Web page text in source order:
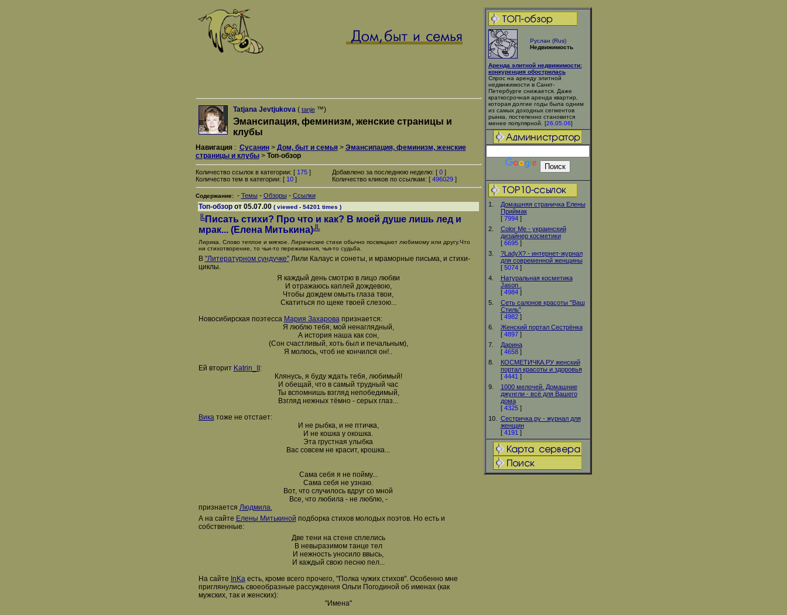
Руслан (Rus)
Недвижимость
Аренда элитной недвижимости:
конкуренция обострилась
Спрос на аренду элитной
недвижимости в Санкт-
Петербурге снижается. Даже
краткосрочная аренда квартир,
которая долгие годы была одним
из самых доходных сегментов
рынка, постепенно становится
менее популярной. [26.05.06]
1.
Домашняя страничка Елены
Приймак
[ 7994]
2.
Color Me - украинский
дизайнер косметики
[ 6695]
3.
?LadyX? - интернет-журнал
для современной женщины
[ 5074]
4.
Натуральная косметика
Jason .
[ 4984]
5.
Сеть салонов красоты "Ваш
Стиль"
[ 4982]
6.
Женский портал Сестрёнка
[ 4897]
7.
Дарина
[ 4658]
8.
КОСМЕТИЧКА.РУ женский
портал красоты и здоровья
[ 4441 ]
9.
1000 мелочей. Домашние
джунгли - всё для Вашего
дома
[ 4325]
10.
Сестричка.ру - журнал для
женщин
[ 4191 ]
Tatjana Jevtjukova( tanje™)
Эмансипация, феминизм, женские страницы и
клубы
Навигация: Сусанин> Дом, быт и семья> Эмансипация, феминизм, женские
страницы и клубы> Топ-обзор
Количество ссылок в категории: [ 175]
Количество тем в категории: [ 10]
Добавлено за последнюю неделю: [ 0]
Количество кликов по ссылкам: [ 496029]
Содержание: - Темы - Обзоры - Ссылки
Топ-обзор от 05.07.00 ( viewed - 54201 times )
╚Писать стихи? Пpо что и как? В моей душе лишь лед и
мpак... (Елена Митькина)╩
Лирика. Слово теплое и мягкое. Лирические стихи обычно посвящают любимому или другу.Что
ни стихотворение, то чьи-то переживания, чья-то судьба.
В "Литературном сундучке"Лили Калаус и сонеты, и мраморные письма, и стихи-
циклы.
Я каждый день смотрю в лицо любви
И отражаюсь каплей дождевою,
Чтобы дождем омыть глаза твои,
Скатиться по щеке твоей слезою...
Новосибирская поэтесса Мария Захаровапризнается:
Я люблю тебя, мой ненаглядный,
А история наша как сон,
(Сон счастливый, хоть был и печальным),
Я молюсь, чтоб не кончился он!..
Ей вторит Katrin_II
:
Клянусь, я буду ждать тебя, любимый!
И обещай, что в самый трудный час
Ты вспомнишь взгляд непобедимый,
Взгляд нежных тёмно - серых глаз...
Викатоже не отстает:
И не рыбка, и не птичка,
И не кошка у окошка.
Эта грустная улыбка
Вас совсем не красит, крошка...
Сама себя я не пойму...
Сама себя не узнаю.
Вот, что случилось вдруг со мной
Все, что любила - не люблю, -
признается Людмила.
А на сайте Елены Митькиной подборка стихов молодых поэтов. Но есть и
собственные:
Две тени на стене сплелись
В невыpазимом танце тел
И нежность уносило ввысь,
И каждый свою песню пел...
На сайте InKaесть, кроме всего прочего, "Полка чужих стихов". Особенно мне
приглянулись своеобразные рассуждения Ольги Погодиной об именах (как
мужских, так и женских):
"Имена"